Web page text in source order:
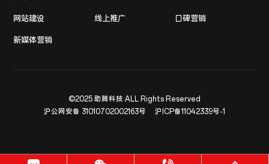
网站建设 线上推广 口碑营销
新媒体营销
©2025 助腾科技 ALL Rights Reserved
沪公网安备 31010702002163号
沪ICP备11042339号-1